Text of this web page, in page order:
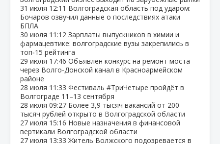
31 июля 12:11 Волгоградская область под ударом:
Бочаров озвучил данные о последствиях атаки
БПЛА
30 июля 11:12 Зарплаты выпускников в химии и
фармацевтике: волгоградские вузы закрепились в
топ‑15 рейтинга
29 июля 17:46 Объявлен конкурс на ремонт моста
через Волго‑Донской канал в Красноармейском
районе
28 июля 11:33 Фестиваль #ТриЧетыре пройдёт в
Волгограде 11–13 сентября
28 июля 09:27 Более 3,9 тысяч вакансий от 200
тысяч рублей открыто в Волгоградской области
27 июля 15:16 Новые назначения в финансовой
вертикали Волгоградской области
27 июля 13:33 Житель Волжского подозревается в